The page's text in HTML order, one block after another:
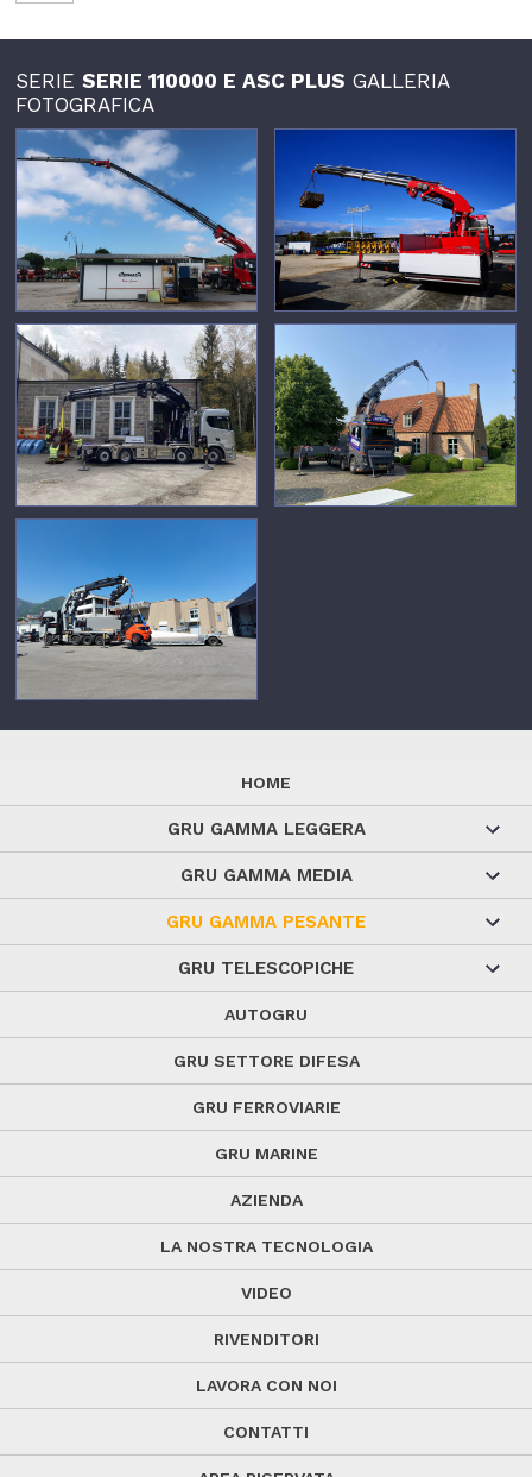
SERIESERIE 110000 E ASC PLUS GALLERIA
FOTOGRAFICA
HOME
GRU GAMMA LEGGERA
GRU GAMMA MEDIA
GRU GAMMA PESANTE
GRU TELESCOPICHE
AUTOGRU
GRU SETTORE DIFESA
GRU FERROVIARIE
GRU MARINE
AZIENDA
LA NOSTRA TECNOLOGIA
VIDEO
RIVENDITORI
LAVORA CON NOI
CONTATTI